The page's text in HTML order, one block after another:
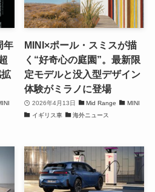
年
MINI×ポール・スミスが描
く“好奇心の庭園”。最新限
定モデルと没入型デザイン
体験がミラノに登場
2026年4月13日 Mid Range
MINI
イギリス車
海外ニュース